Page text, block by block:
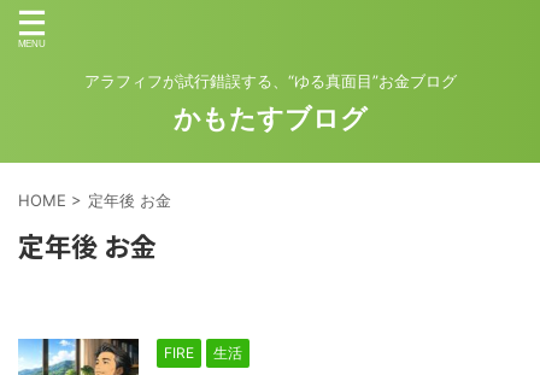
アラフィフが試行錯誤する、“ゆる真面目”お金ブログ
かもたすブログ
HOME > 定年後 お金
定年後 お金
FIRE 生活